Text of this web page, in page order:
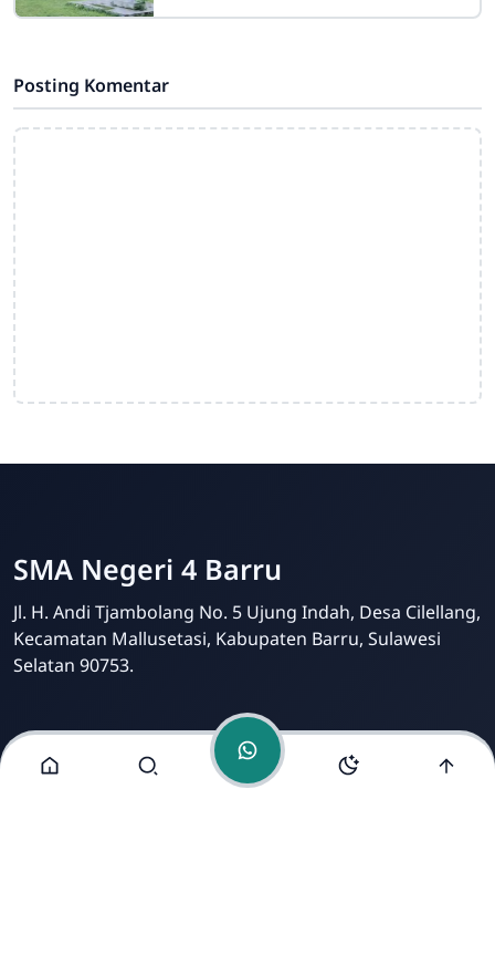
Posting Komentar
SMA Negeri 4 Barru
Jl. H. Andi Tjambolang No. 5 Ujung Indah, Desa Cilellang,
Kecamatan Mallusetasi, Kabupaten Barru, Sulawesi
Selatan 90753.
Menu Lainnya